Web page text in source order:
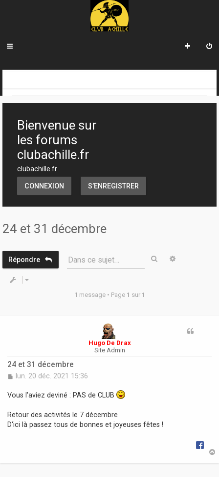
Bienvenue sur
les forums
clubachille.fr
clubachille.fr
CONNEXION S’ENREGISTRER
24 et 31 décembre
Répondre Dans ce sujet… Rechercher
1 message • Page 1 sur 1
Hugo De Drax
Site Admin
24 et 31 décembre
M
s
g
e
lun. 20 déc. 2021 15:36
Vous l'aviez deviné : PAS de CLUB
Retour des activités le 7 décembre
D'ici là passez tous de bonnes et joyeuses fêtes !